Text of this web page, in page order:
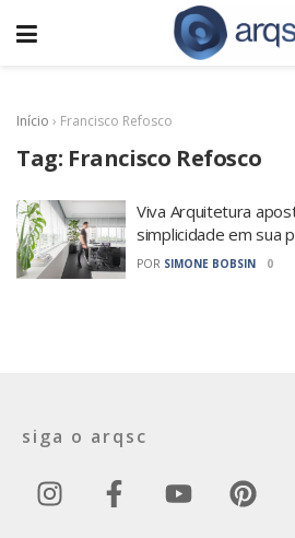
Início › Francisco Refosco
Tag: Francisco Refosco
Viva Arquitetura
simplicidade em sua
POR SIMONE BOBSIN 0
siga o arqsc